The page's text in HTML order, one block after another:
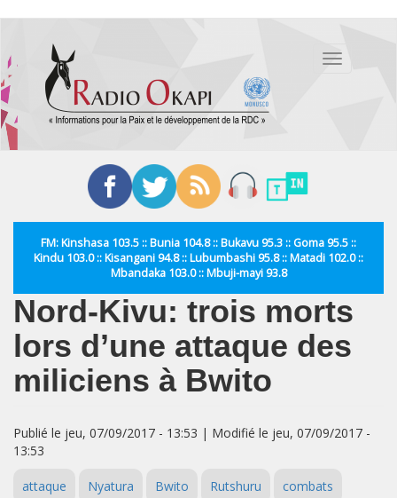
contenu
principal
Toggle
FM: Kinshasa 103.5 :: Bunia 104.8 :: Bukavu 95.3 :: Goma 95.5 ::
Kindu 103.0 :: Kisangani 94.8 :: Lubumbashi 95.8 :: Matadi 102.0 ::
Mbandaka 103.0 :: Mbuji-mayi 93.8
Nord-Kivu: trois morts
lors d’une attaque des
miliciens à Bwito
Publié le jeu, 07/09/2017 - 13:53 | Modifié le jeu, 07/09/2017 -
13:53
attaque Nyatura Bwito Rutshuru combats